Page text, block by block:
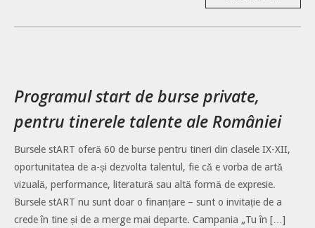
Programul start de burse private,
pentru tinerele talente ale României
Bursele stART oferă 60 de burse pentru tineri din clasele IX-XII,
oportunitatea de a-și dezvolta talentul, fie că e vorba de artă
vizuală, performance, literatură sau altă formă de expresie.
Bursele stART nu sunt doar o finanțare – sunt o invitație de a
crede în tine și de a merge mai departe. Campania „Tu în […]